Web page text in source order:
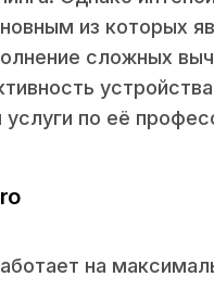
из которых
сложных
по её
на